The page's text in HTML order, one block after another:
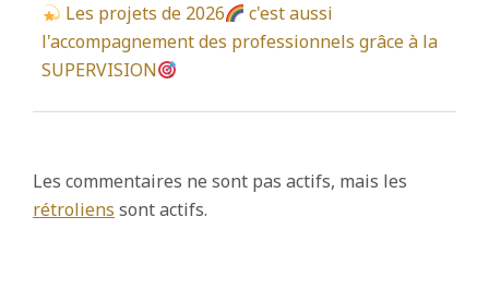
Les projets de 2026
c'est aussi
l'accompagnement des professionnels grâce à la
SUPERVISION
Les commentaires ne sont pas actifs, mais les
rétroliens sont actifs.